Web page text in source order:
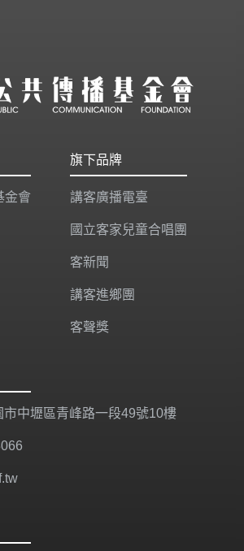
金會
旗下品牌
講客廣播電臺
國立客家兒童合唱團
客新聞
講客進鄉團
客聲獎
市中壢區青峰路一段49號10樓